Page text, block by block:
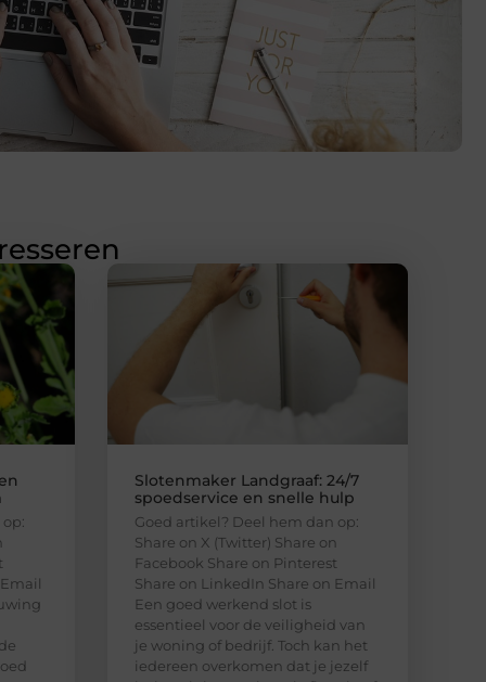
Slotenmaker Landgraaf: 24/7
spoedservice en snelle hulp
Goed artikel? Deel hem dan op:
Share on X (Twitter) Share on
Facebook Share on Pinterest
Share on LinkedIn Share on Email
Een goed werkend slot is
essentieel voor de veiligheid van
je woning of bedrijf. Toch kan het
iedereen overkomen dat je jezelf